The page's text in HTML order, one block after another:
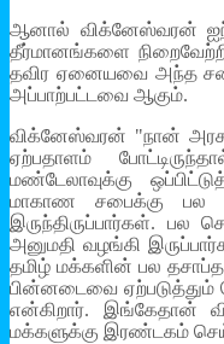
ஆனால் விக்னேஸ்வரன்
தீர்மானங்களை
தவிர ஏனையவை அந்த
அப்பாற்பட்டவை ஆகும்.
விக்னேஸ்வரன் "நான்
ஏற்பதாளம்
மண்டேலாவுக்கு
மாகாண சபைக்கு பல
இருந்திருப்பார்கள். பல
அனுமதி வழங்கி
தமிழ் மக்களின் பல
பின்னடைவை ஏற்படுத்தும்
என்கிறார். இங்கேதான்
மக்களுக்கு இரண்டகம்